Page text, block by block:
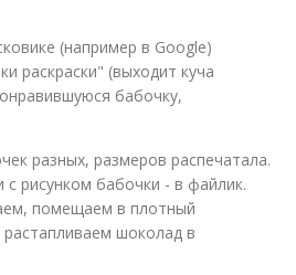
(например в Google)
раскраски" (выходит куча
бабочку,
разных, размеров распечатала.
с рисунком бабочки - в файлик.
помещаем в плотный
шоколад в